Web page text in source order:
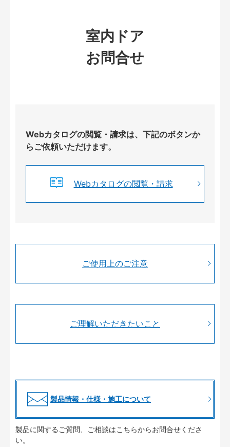
室内ドア
お問合せ
Webカタログの閲覧・請求は、下記のボタンか
らご依頼いただけます。
Webカタログの閲覧・請求
ご使用上のご注意
ご理解いただきたいこと
製品情報・仕様・施工について
製品に関するご質問、ご相談はこちらからお問合せくださ
い。